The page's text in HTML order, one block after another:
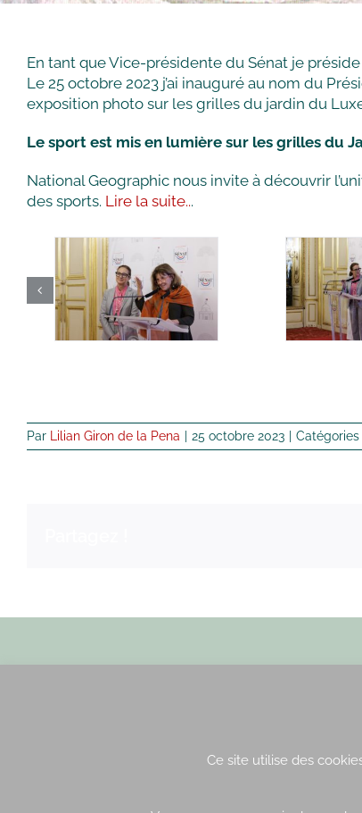
En tant que Vice-présidente du Sénat je
Le 25 octobre 2023 j’ai inauguré au nom du
exposition photo sur les grilles du jardin du
Le sport est mis en lumière sur les grilles du
National Geographic nous invite à découvrir
des sports. Lire la suite...
Par Lilian Giron de la Pena 25 octobre 2023 Catégories
Ce site utilise des